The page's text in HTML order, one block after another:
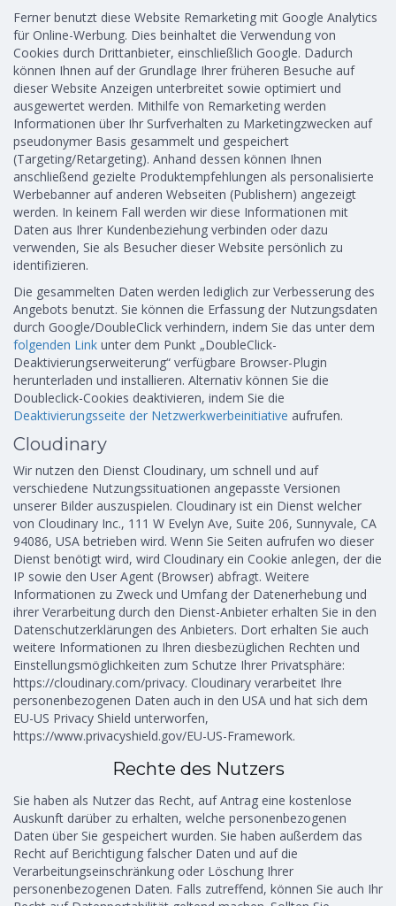
Ferner benutzt diese Website Remarketing mit Google Analytics
für Online-Werbung. Dies beinhaltet die Verwendung von
Cookies durch Drittanbieter, einschließlich Google. Dadurch
können Ihnen auf der Grundlage Ihrer früheren Besuche auf
dieser Website Anzeigen unterbreitet sowie optimiert und
ausgewertet werden. Mithilfe von Remarketing werden
Informationen über Ihr Surfverhalten zu Marketingzwecken auf
pseudonymer Basis gesammelt und gespeichert
(Targeting/Retargeting). Anhand dessen können Ihnen
anschließend gezielte Produktempfehlungen als personalisierte
Werbebanner auf anderen Webseiten (Publishern) angezeigt
werden. In keinem Fall werden wir diese Informationen mit
Daten aus Ihrer Kundenbeziehung verbinden oder dazu
verwenden, Sie als Besucher dieser Website persönlich zu
identifizieren.
Die gesammelten Daten werden lediglich zur Verbesserung des
Angebots benutzt. Sie können die Erfassung der Nutzungsdaten
durch Google/DoubleClick verhindern, indem Sie das unter dem
folgenden Link unter dem Punkt „DoubleClick-
Deaktivierungserweiterung“ verfügbare Browser-Plugin
herunterladen und installieren. Alternativ können Sie die
Doubleclick-Cookies deaktivieren, indem Sie die
Deaktivierungsseite der Netzwerkwerbeinitiative aufrufen.
Cloudinary
Wir nutzen den Dienst Cloudinary, um schnell und auf
verschiedene Nutzungssituationen angepasste Versionen
unserer Bilder auszuspielen. Cloudinary ist ein Dienst welcher
von Cloudinary Inc., 111 W Evelyn Ave, Suite 206, Sunnyvale, CA
94086, USA betrieben wird. Wenn Sie Seiten aufrufen wo dieser
Dienst benötigt wird, wird Cloudinary ein Cookie anlegen, der die
IP sowie den User Agent (Browser) abfragt. Weitere
Informationen zu Zweck und Umfang der Datenerhebung und
ihrer Verarbeitung durch den Dienst-Anbieter erhalten Sie in den
Datenschutzerklärungen des Anbieters. Dort erhalten Sie auch
weitere Informationen zu Ihren diesbezüglichen Rechten und
Einstellungsmöglichkeiten zum Schutze Ihrer Privatsphäre:
https://cloudinary.com/privacy. Cloudinary verarbeitet Ihre
personenbezogenen Daten auch in den USA und hat sich dem
EU-US Privacy Shield unterworfen,
https://www.privacyshield.gov/EU-US-Framework.
Rechte des Nutzers
Sie haben als Nutzer das Recht, auf Antrag eine kostenlose
Auskunft darüber zu erhalten, welche personenbezogenen
Daten über Sie gespeichert wurden. Sie haben außerdem das
Recht auf Berichtigung falscher Daten und auf die
Verarbeitungseinschränkung oder Löschung Ihrer
personenbezogenen Daten. Falls zutreffend, können Sie auch Ihr